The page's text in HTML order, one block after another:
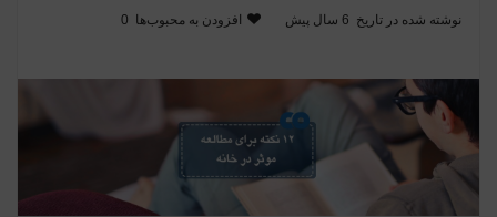
نوشته شده در تاریخ 6 سال پیش افزودن به محبوب‌ها 0